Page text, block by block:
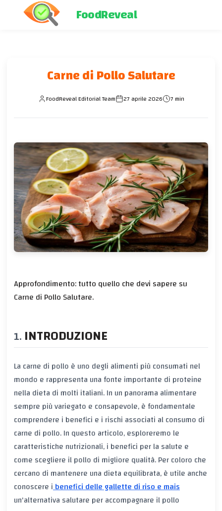
FoodReveal
Carne di Pollo Salutare
FoodReveal Editorial Team 27 aprile 2026 7 min
Approfondimento: tutto quello che devi sapere su
Carne di Pollo Salutare.
INTRODUZIONE
La carne di pollo è uno degli alimenti più consumati nel
mondo e rappresenta una fonte importante di proteine
nella dieta di molti italiani. In un panorama alimentare
sempre più variegato e consapevole, è fondamentale
comprendere i benefici e i rischi associati al consumo di
carne di pollo. In questo articolo, esploreremo le
caratteristiche nutrizionali, i benefici per la salute e
come scegliere il pollo di migliore qualità. Per coloro che
cercano di mantenere una dieta equilibrata, è utile anche
conoscere ibenefici delle gallette di riso e mais
un'alternativa salutare per accompagnare il pollo